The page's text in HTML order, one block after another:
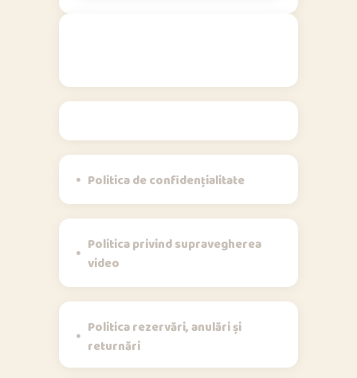
Politica de confidențialitate
Politica privind supravegherea
video
Politica rezervări, anulări și
returnări